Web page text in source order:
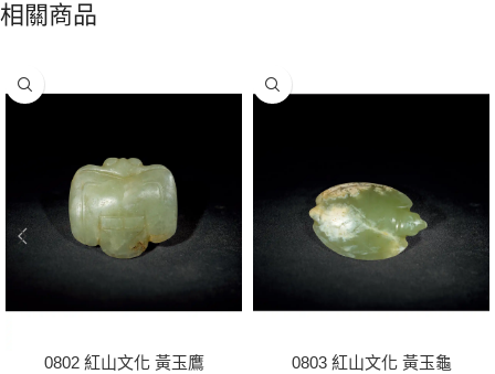
相關商品
0802 紅山文化 黃玉鷹 0803 紅山文化 黃玉龜